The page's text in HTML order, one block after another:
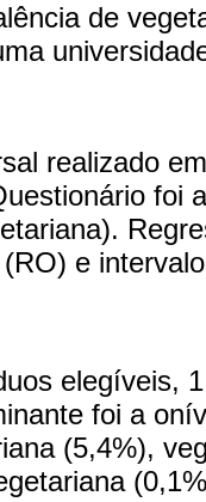
de
realizado
foi
(RO) e
elegíveis,
foi a
(5,4%),